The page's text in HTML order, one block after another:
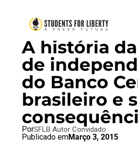
BRAZIL BLOG SFL BLOG
A história
de
do Banco
brasileiro e
PorSFLB Autor Convidado
Publicado emMarço 3, 2015